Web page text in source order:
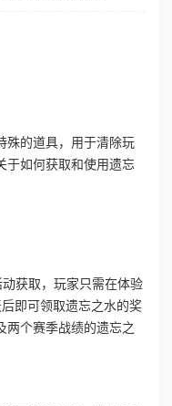
殊的道具，用于清除玩
于如何获取和使用遗忘
获取，玩家只需在体验
即可领取遗忘之水的奖
两个赛季战绩的遗忘之